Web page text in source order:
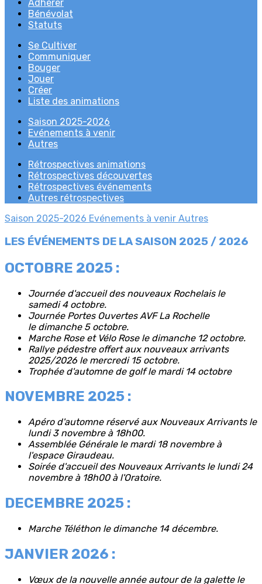
Adhérer
Bénévolat
Statuts
Se Cultiver
Communiquer
Bouger
Jouer
Créer
Liste des animations
Saison 2025-2026
Evénements à venir
Autres
Rétrospectives animations
Rétrospectives découvertes
Rétrospectives événements
Autres rétrospectives
Saison 2025-2026 Evénements à venir Autres
LES ÉVÉNEMENTS DE LA SAISON 2025 / 2026
OCTOBRE 2025 :
Journée d'accueil des nouveaux Rochelais le
samedi 4 octobre.
Journée Portes Ouvertes AVF La Rochelle
le dimanche 5 octobre.
Marche Rose et Vélo Rose le dimanche 12 octobre.
Rallye pédestre offert aux nouveaux arrivants
2025/2026 le mercredi 15 octobre.
Trophée d'automne de golf le mardi 14 octobre
NOVEMBRE 2025 :
Apéro d'automne réservé aux Nouveaux Arrivants le
lundi 3 novembre à 18h00.
Assemblée Générale le mardi 18 novembre à
l'espace Giraudeau.
Soirée d'accueil des Nouveaux Arrivants le lundi 24
novembre à 18h00 à l'Oratoire.
DECEMBRE 2025 :
Marche Téléthon le dimanche 14 décembre.
JANVIER 2026 :
Vœux de la nouvelle année autour de la galette le